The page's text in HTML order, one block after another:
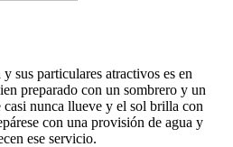
sus particulares atractivos es en
preparado con un sombrero y un
casi nunca llueve y el sol brilla con
con una provisión de agua y
ese servicio.